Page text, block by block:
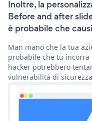
Inoltre, la
Before and after
è probabile che
Man mano che la tua
probabile che tu
hacker potrebbero
vulnerabilità di